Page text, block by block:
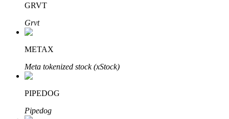
Parceiros Bitrue
GRVT
Grvt
METAX
Meta tokenized stock (xStock)
PIPEDOG
Pipedog